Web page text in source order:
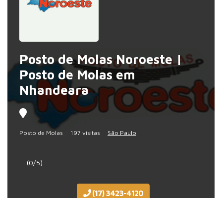
Posto de Molas Noroeste |
Posto de Molas em
Nhandeara
Posto de Molas 197 visitas São Paulo
(0/5)
(17) 3423-4120